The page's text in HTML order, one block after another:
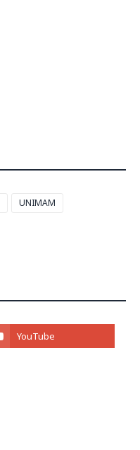
UNIMAM